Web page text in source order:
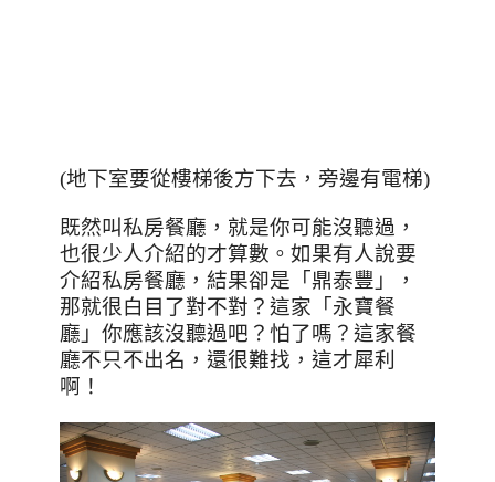
(地下室要從樓梯後方下去，旁邊有電梯)
既然叫私房餐廳 ，就是你可能沒聽過，
也很少人介紹的才算數。如果有人說要
介紹私房餐廳，結果卻是「鼎泰豐」，
那就很白目了對不對？這家「永寶餐
廳」你應該沒聽過吧？怕了嗎？這家餐
廳不只不出名，還很難找，這才犀利
啊！